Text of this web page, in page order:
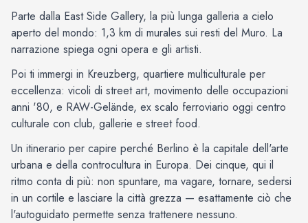
Parte dalla East Side Gallery, la più lunga galleria a cielo
aperto del mondo: 1,3 km di murales sui resti del Muro. La
narrazione spiega ogni opera e gli artisti.
Poi ti immergi in Kreuzberg, quartiere multiculturale per
eccellenza: vicoli di street art, movimento delle occupazioni
anni '80, e RAW-Gelände, ex scalo ferroviario oggi centro
culturale con club, gallerie e street food.
Un itinerario per capire perché Berlino è la capitale dell'arte
urbana e della controcultura in Europa. Dei cinque, qui il
ritmo conta di più: non spuntare, ma vagare, tornare, sedersi
in un cortile e lasciare la città grezza — esattamente ciò che
l'autoguidato permette senza trattenere nessuno.